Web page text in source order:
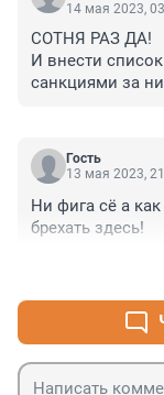
14 мая 2023,
СОТНЯ РАЗ ДА!
И внести
санкциями за
Гость
13 мая 2023,
Ни фига сё а
брехать здесь!